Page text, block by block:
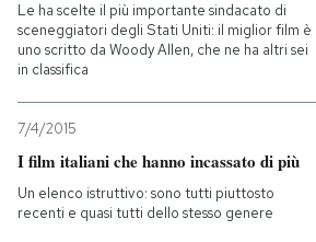
Le ha scelte il più importante sindacato di
sceneggiatori degli Stati Uniti: il miglior film è
uno scritto da Woody Allen, che ne ha altri sei
in classifica
7/4/2015
I film italiani che hanno incassato di più
Un elenco istruttivo: sono tutti piuttosto
recenti e quasi tutti dello stesso genere